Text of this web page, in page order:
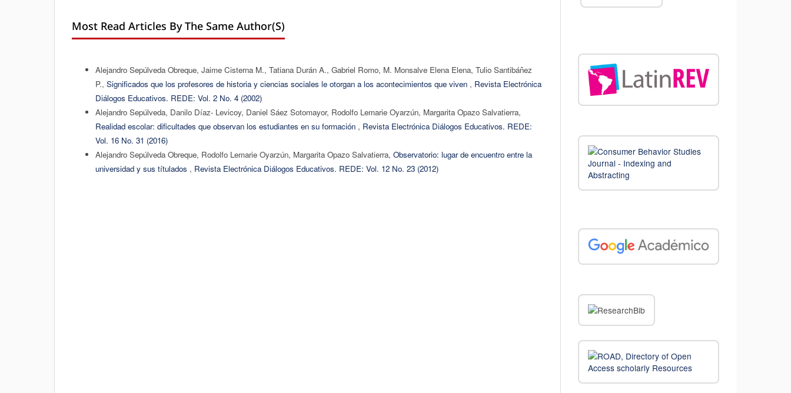
Most Read Articles By The Same Author(s)
Alejandro Sepúlveda Obreque, Jaime Cisterna M., Tatiana Durán A., Gabriel Romo, M. Monsalve Elena Elena, Tulio Santibáñez
P., Significados que los profesores de historia y ciencias sociales le otorgan a los acontecimientos que viven , Revista Electrónica
Diálogos Educativos. REDE: Vol. 2 No. 4 (2002)
Alejandro Sepúlveda, Danilo Dí­az- Levicoy, Daniel Sáez Sotomayor, Rodolfo Lemarie Oyarzún, Margarita Opazo Salvatierra,
Realidad escolar: dificultades que observan los estudiantes en su formación , Revista Electrónica Diálogos Educativos. REDE:
Vol. 16 No. 31 (2016)
Alejandro Sepúlveda Obreque, Rodolfo Lemarie Oyarzún, Margarita Opazo Salvatierra, Observatorio: lugar de encuentro entre la
universidad y sus títulados , Revista Electrónica Diálogos Educativos. REDE: Vol. 12 No. 23 (2012)